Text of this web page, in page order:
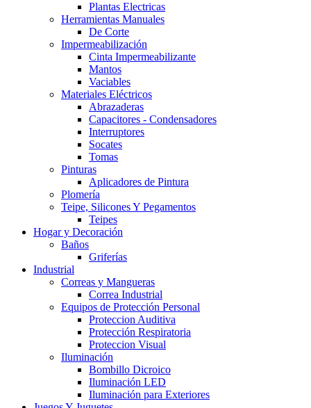
Plantas Electricas
Herramientas Manuales
De Corte
Impermeabilización
Cinta Impermeabilizante
Mantos
Vaciables
Materiales Eléctricos
Abrazaderas
Capacitores - Condensadores
Interruptores
Socates
Tomas
Pinturas
Aplicadores de Pintura
Plomería
Teipe, Silicones Y Pegamentos
Teipes
Hogar y Decoración
Baños
Griferías
Industrial
Correas y Mangueras
Correa Industrial
Equipos de Protección Personal
Proteccion Auditiva
Protección Respiratoria
Proteccion Visual
Iluminación
Bombillo Dicroico
Iluminación LED
Iluminación para Exteriores